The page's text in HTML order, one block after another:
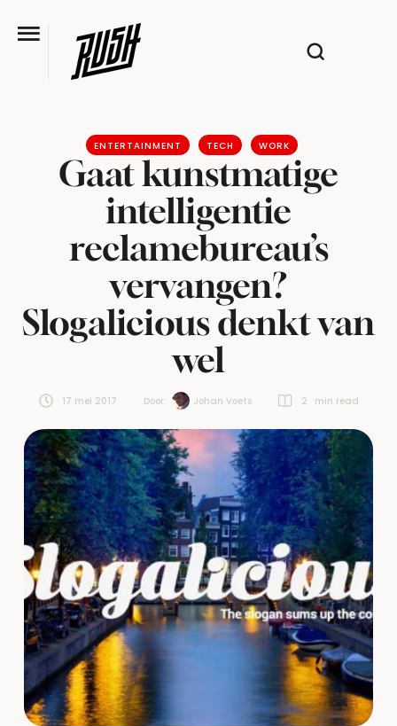
ENTERTAINMENT TECH WORK
Gaat kunstmatige
intelligentie
reclamebureau’s
vervangen?
Slogalicious denkt van
wel
17 mei 2017 Door: Johan Voets 2 min read